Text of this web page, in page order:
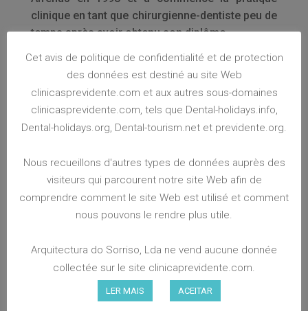
clinique en tant que chirurgienne-dentiste peu de
temps après avoir obtenu son diplôme.
opératoire au CESPU – Grandra en 2002, et a
chez Previdente en régime d’exclusivité depuis
dentisterie pédiatrique, la Dr. Cristina possède
une formation avancée en Orthopédie Dento-
Fonctionnelle – domaine dont elle est
responsable.
Formation avancée:
Orthopédie Dento-
Fonctionnelle
Cet avis de politique de confidentialité et de protection
des données est destiné au site Web
clinicasprevidente.com et aux autres sous-domaines
clinicasprevidente.com, tels que Dental-holidays.info,
Dental-holidays.org, Dental-tourism.net et previdente.org.
Nous recueillons d'autres types de données auprès des
visiteurs qui parcourent notre site Web afin de
comprendre comment le site Web est utilisé et comment
nous pouvons le rendre plus utile.
Arquitectura do Sorriso, Lda ne vend aucune donnée
collectée sur le site clinicaprevidente.com.
LER MAIS ACEITAR